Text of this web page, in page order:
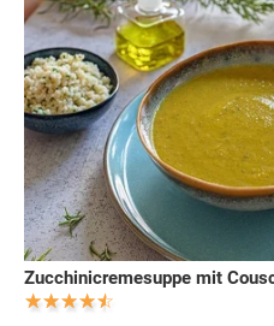
Zucchinicremesuppe mit